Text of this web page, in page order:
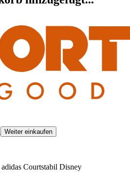
Weiter einkaufen
Courtstabil Disney